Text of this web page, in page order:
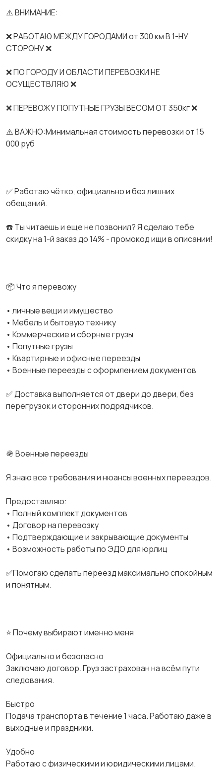
⚠️ ВНИМАНИЕ:
❌ РАБОТАЮ МЕЖДУ ГОРОДАМИ от 300 км В 1-НУ
СТОРОНУ ❌
❌ ПО ГОРОДУ И ОБЛАСТИ ПЕРЕВОЗКИ НЕ
ОСУЩЕСТВЛЯЮ ❌
❌ ПЕРЕВОЖУ ПОПУТНЫЕ ГРУЗЫ ВЕСОМ ОТ 350кг ❌
⚠️ ВАЖНО:Минимальная стоимость перевозки от 15
000 руб
✅ Работаю чётко, официально и без лишних
обещаний.
☎️ Ты читаешь и еще не позвонил? Я сделаю тебе
скидку на 1-й заказ до 14% - промокод ищи в описании!
📦 Что я перевожу
• личные вещи и имущество
• Мебель и бытовую технику
• Коммерческие и сборные грузы
• Попутные грузы
• Квартирные и офисные переезды
• Военные переезды с оформлением документов
✅ Доставка выполняется от двери до двери, без
перегрузок и сторонних подрядчиков.
🪖 Военные переезды
Я знаю все требования и нюансы военных переездов.
Предоставляю:
• Полный комплект документов
• Договор на перевозку
• Подтверждающие и закрывающие документы
• Возможность работы по ЭДО для юрлиц
✅Помогаю сделать переезд максимально спокойным
и понятным.
⭐ Почему выбирают именно меня
Официально и безопасно
Заключаю договор. Груз застрахован на всём пути
следования.
Быстро
Подача транспорта в течение 1 часа. Работаю даже в
выходные и праздники.
Удобно
Работаю с физическими и юридическими лицами.